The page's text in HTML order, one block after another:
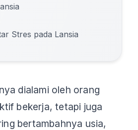
Stres pada Lansia
dialami oleh orang
bekerja, tetapi juga
bertambahnya usia,